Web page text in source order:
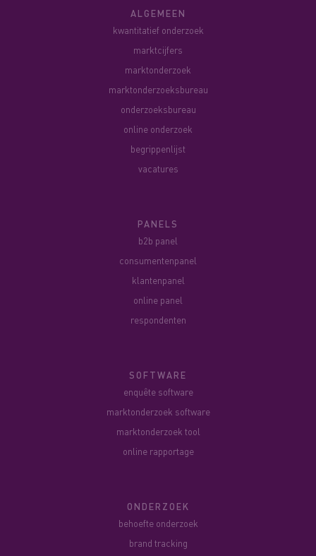
ALGEMEEN
kwantitatief onderzoek
marktcijfers
marktonderzoek
marktonderzoeksbureau
onderzoeksbureau
online onderzoek
begrippenlijst
vacatures
PANELS
b2b panel
consumentenpanel
klantenpanel
online panel
respondenten
SOFTWARE
enquête software
marktonderzoek software
marktonderzoek tool
online rapportage
ONDERZOEK
behoefte onderzoek
brand tracking